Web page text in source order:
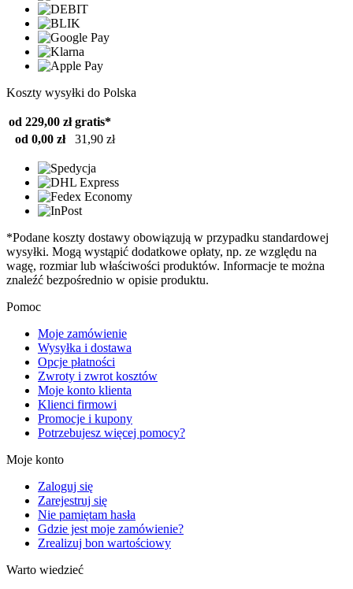
Koszty wysyłki do Polska
od 229,00 zł gratis*
od 0,00 zł
31,90 zł
*Podane koszty dostawy obowiązują w przypadku standardowej
wysyłki. Mogą wystąpić dodatkowe opłaty, np. ze względu na
wagę, rozmiar lub właściwości produktów. Informacje te można
znaleźć bezpośrednio w opisie produktu.
Pomoc
Moje zamówienie
Wysyłka i dostawa
Opcje płatności
Zwroty i zwrot kosztów
Moje konto klienta
Klienci firmowi
Promocje i kupony
Potrzebujesz więcej pomocy?
Moje konto
Zaloguj się
Zarejestruj się
Nie pamiętam hasła
Gdzie jest moje zamówienie?
Zrealizuj bon wartościowy
Warto wiedzieć